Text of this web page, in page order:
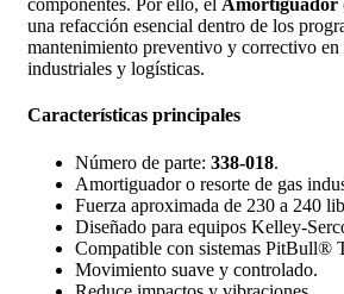
componentes. Por ello, el Amortiguador
una refacción esencial dentro de los
mantenimiento preventivo y correctivo en
industriales y logísticas.
Características principales
Número de parte: 338-018.
Amortiguador o resorte de gas
Fuerza aproximada de 230 a 240
Diseñado para equipos Kelley-
Compatible con sistemas PitBull®
Movimiento suave y controlado.